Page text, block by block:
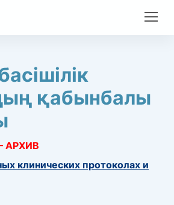
қабынбалы
АРХИВ
клинических протоколах и